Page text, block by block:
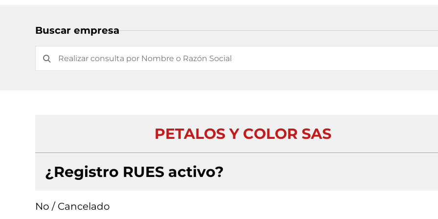
Buscar empresa
PETALOS Y COLOR SAS
¿Registro RUES activo?
No / Cancelado